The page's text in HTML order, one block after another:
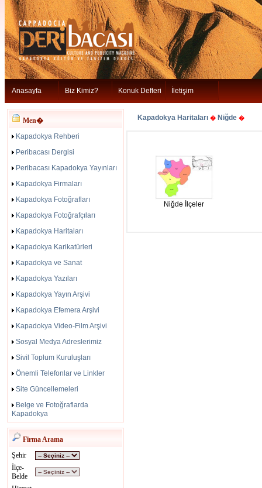
Anasayfa Biz Kimiz? Konuk Defteri İletişim
Men�
Kapadokya Rehberi
Peribacası Dergisi
Peribacası Kapadokya Yayınları
Kapadokya Firmaları
Kapadokya Fotoğrafları
Kapadokya Fotoğrafçıları
Kapadokya Haritaları
Kapadokya Karikatürleri
Kapadokya ve Sanat
Kapadokya Yazıları
Kapadokya Yayın Arşivi
Kapadokya Efemera Arşivi
Kapadokya Video-Film Arşivi
Sosyal Medya Adreslerimiz
Sivil Toplum Kuruluşları
Önemli Telefonlar ve Linkler
Site Güncellemeleri
Belge ve Fotoğraflarda
Kapadokya
Firma Arama
Şehir
İlçe-
Belde
Kapadokya Haritaları � Niğde �
Niğde İlçeler